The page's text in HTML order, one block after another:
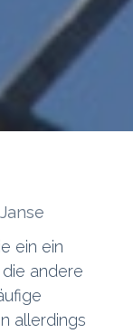
ein ein
andere
allerdings